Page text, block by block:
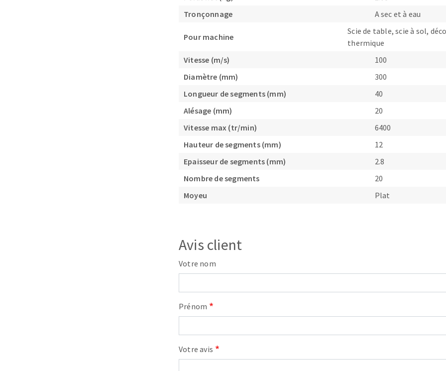
Tronçonnage
A sec et à eau
Pour machine
Scie de table, scie à sol,
thermique
Vitesse (m/s)
100
Diamètre (mm)
300
Longueur de segments (mm)
40
Alésage (mm)
20
Vitesse max (tr/min)
6400
Hauteur de segments (mm)
12
Epaisseur de segments (mm)
2.8
Nombre de segments
20
Moyeu
Plat
Avis client
Votre nom
Prénom
Votre avis